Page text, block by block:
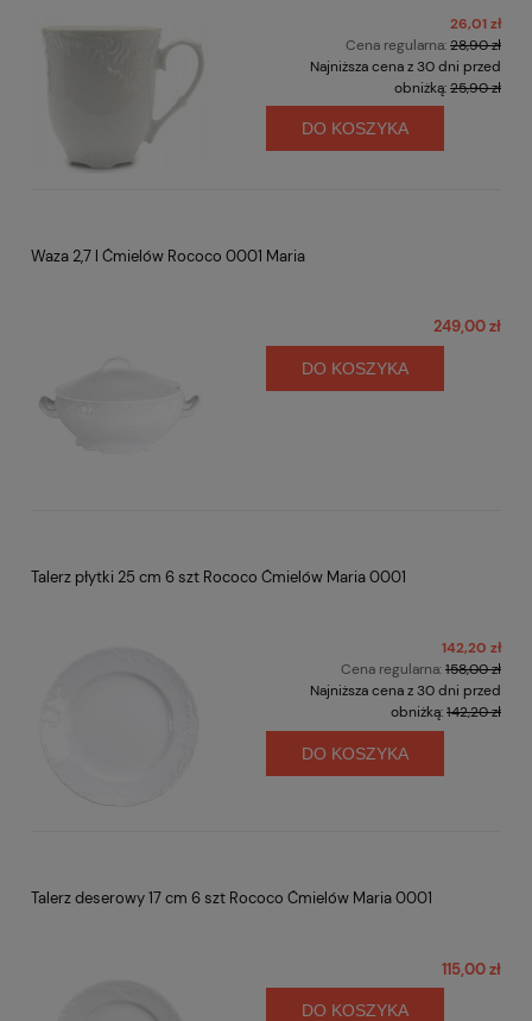
26,01 zł
Cena regularna:28,90 zł
Najniższa cena z 30 dni przed
obniżką:25,90 zł
DO KOSZYKA
Waza 2,7 l Ćmielów Rococo 0001 Maria
249,00 zł
DO KOSZYKA
Talerz płytki 25 cm 6 szt Rococo Ćmielów Maria 0001
142,20 zł
Cena regularna:158,00 zł
Najniższa cena z 30 dni przed
obniżką:142,20 zł
DO KOSZYKA
Talerz deserowy 17 cm 6 szt Rococo Ćmielów Maria 0001
115,00 zł
DO KOSZYKA